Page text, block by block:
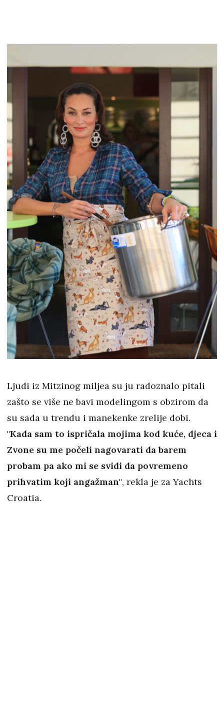
Ljudi iz Mitzinog miljea su ju radoznalo pitali
zašto se više ne bavi modelingom s obzirom da
su sada u trendu i manekenke zrelije dobi.
"Kada sam to ispričala mojima kod kuće, djeca i
Zvone su me počeli nagovarati da barem
probam pa ako mi se svidi da povremeno
prihvatim koji angažman", rekla je za Yachts
Croatia.